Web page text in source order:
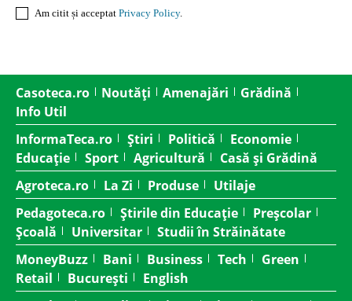
Am citit și acceptat Privacy Policy.
Casoteca.ro Noutăți Amenajări
Grădină
Info Util
InformaTeca.ro
Știri Politică
Economie
Educație
Sport Agricultură
Casă și Grădină
Agroteca.ro
La Zi Produse
Utilaje
Pedagoteca.ro
Știrile din Educație
Preșcolar
Școală
Universitar
Studii în Străinătate
MoneyBuzz
Bani Business Tech
Green
Retail
București
English